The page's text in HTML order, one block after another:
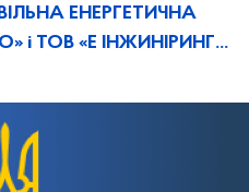
ЕНЕРГЕТИЧНА
і ТОВ «Е ІНЖИНІРИНГ»,